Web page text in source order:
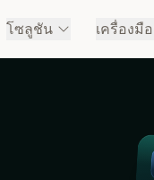
โซลูชัน เครื่องมื